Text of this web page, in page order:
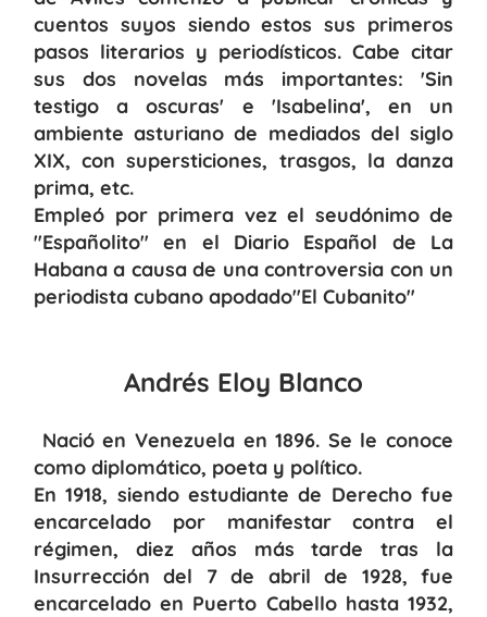
cuentos suyos siendo estos sus primeros
pasos literarios y periodísticos. Cabe citar
sus dos novelas más importantes: 'Sin
testigo a oscuras' e 'Isabelina', en un
ambiente asturiano de mediados del siglo
XIX, con supersticiones, trasgos, la danza
prima, etc.
Empleó por primera vez el seudónimo de
"Españolito" en el Diario Español de La
Habana a causa de una controversia con un
periodista cubano apodado"El Cubanito"
Andrés Eloy Blanco
Nació en Venezuela en 1896. Se le conoce
como diplomático, poeta y político.
En 1918, siendo estudiante de Derecho fue
encarcelado por manifestar contra el
régimen, diez años más tarde tras la
Insurrección del 7 de abril de 1928, fue
encarcelado en Puerto Cabello hasta 1932,